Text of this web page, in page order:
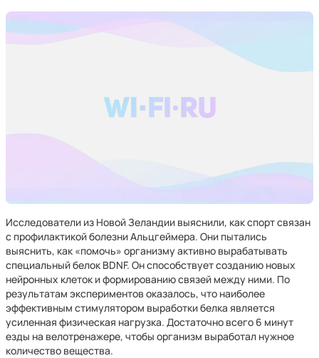
Исследователи из Новой Зеландии выяснили, как спорт связан
с профилактикой болезни Альцгеймера. Они пытались
выяснить, как «помочь» организму активно вырабатывать
специальный белок BDNF. Он способствует созданию новых
нейронных клеток и формированию связей между ними. По
результатам экспериментов оказалось, что наиболее
эффективным стимулятором выработки белка является
усиленная физическая нагрузка. Достаточно всего 6 минут
езды на велотренажере, чтобы организм выработал нужное
количество вещества.